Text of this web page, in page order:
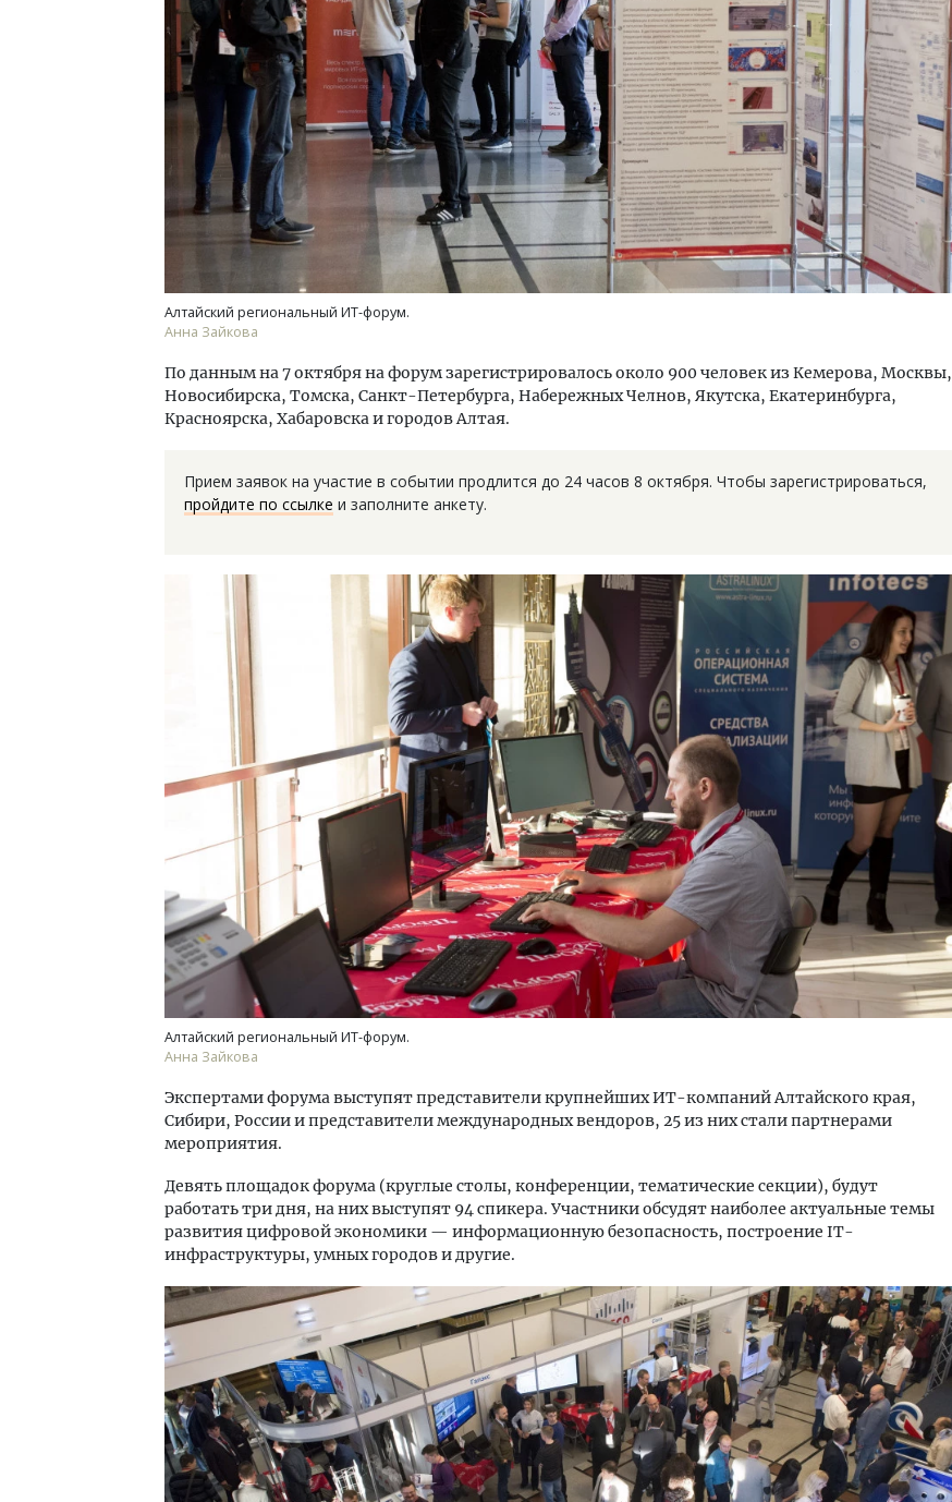
Алтайский региональный ИТ-форум.
Анна Зайкова
По данным на 7 октября на форум зарегистрировалось около 900 человек из Кемерова, Москвы,
Новосибирска, Томска, Санкт-Петербурга, Набережных Челнов, Якутска, Екатеринбурга,
Красноярска, Хабаровска и городов Алтая.
Прием заявок на участие в событии продлится до 24 часов 8 октября. Чтобы зарегистрироваться,
пройдите по ссылке и заполните анкету.
Алтайский региональный ИТ-форум.
Анна Зайкова
Экспертами форума выступят представители крупнейших ИТ-компаний Алтайского края,
Сибири, России и представители международных вендоров, 25 из них стали партнерами
мероприятия.
Девять площадок форума (круглые столы, конференции, тематические секции), будут
работать три дня, на них выступят 94 спикера. Участники обсудят наиболее актуальные темы
развития цифровой экономики — информационную безопасность, построение IT-
инфраструктуры, умных городов и другие.